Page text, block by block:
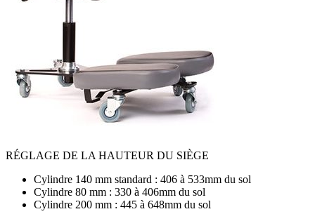
RÉGLAGE DE LA HAUTEUR DU SIÈGE
Cylindre 140 mm standard : 406 à 533mm du sol
Cylindre 80 mm : 330 à 406mm du sol
Cylindre 200 mm : 445 à 648mm du sol